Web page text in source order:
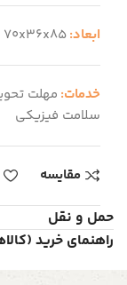
ابعاد:70x36x85 سانتی متر
خدمات:
سلامت فیزیکی
مقایسه
حمل و نقل
راهنمای خرید